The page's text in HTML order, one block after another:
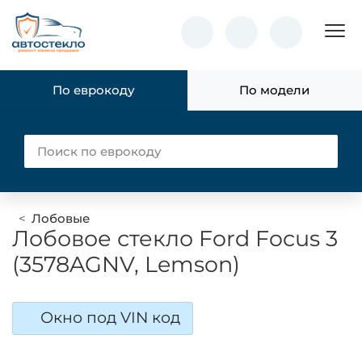
По еврокоду По модели
Лобовые
Лобовое стекло Ford Focus 3
(3578AGNV, Lemson)
Окно под VIN код